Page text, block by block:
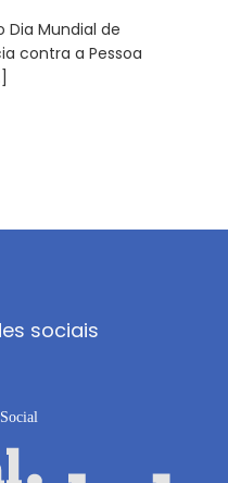
Dia Mundial de
contra a Pessoa
sociais
Social